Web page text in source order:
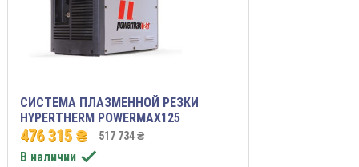
СИСТЕМА ПЛАЗМЕННОЙ РЕЗКИ
HYPERTHERM POWERMAX125
476 315 ₴ 517 734 ₴
В наличии 